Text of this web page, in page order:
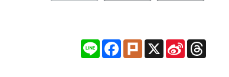
Line Facebook
Plurk X
Sina
Weibo